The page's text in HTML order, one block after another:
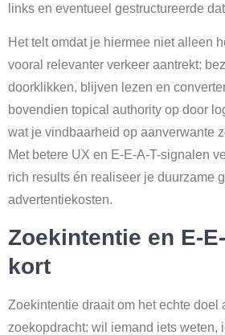
links en eventueel gestructureerde
Het telt omdat je hiermee niet alleen
vooral relevanter verkeer aantrekt:
doorklikken, blijven lezen en
bovendien topical authority op door
wat je vindbaarheid op aanverwante
Met betere UX en E-E-A-T-signalen
rich results én realiseer je duurzame
advertentiekosten.
Zoekintentie en E-
kort
Zoekintentie draait om het echte doel
zoekopdracht: wil iemand iets weten,